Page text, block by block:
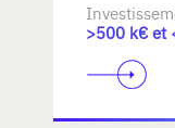
>500 k€ et